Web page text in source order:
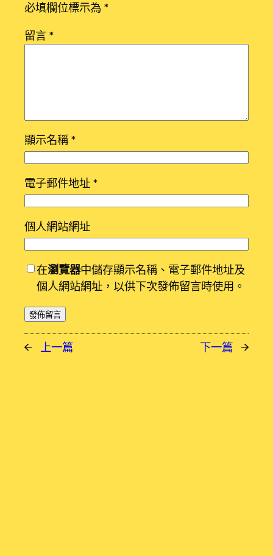
必填欄位標示為 *
留言 *
顯示名稱 *
電子郵件地址 *
個人網站網址
在瀏覽器中儲存顯示名稱、電子郵件地址及
個人網站網址，以供下次發佈留言時使用。
← 上一篇 下一篇 →